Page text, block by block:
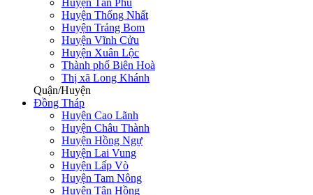
Huyện Thống Nhất
Huyện Trảng Bom
Huyện Vĩnh Cửu
Huyện Xuân Lộc
Thành phố Biên Hoà
Thị xã Long Khánh
Quận/Huyện
Đồng Tháp
Huyện Cao Lãnh
Huyện Châu Thành
Huyện Hồng Ngự
Huyện Lai Vung
Huyện Lấp Vò
Huyện Tam Nông
Huyện Tân Hồng